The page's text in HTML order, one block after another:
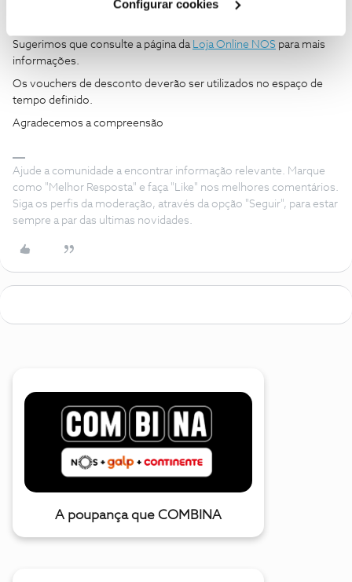
Configurar cookies
Sugerimos que consulte a página da Loja Online NOS para mais
informações.
Os vouchers de desconto deverão ser utilizados no espaço de
tempo definido.
Agradecemos a compreensão
Ajude a comunidade a encontrar informação relevante. Marque
como "Melhor Resposta" e faça "Like" nos melhores comentários.
Siga os perfis da moderação, através da opção "Seguir", para estar
sempre a par das ultimas novidades.
A poupança que COMBINA